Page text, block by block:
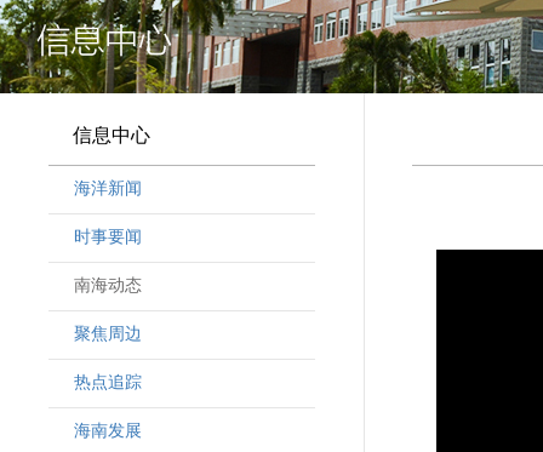
信息中心
海洋新闻
时事要闻
南海动态
聚焦周边
热点追踪
海南发展